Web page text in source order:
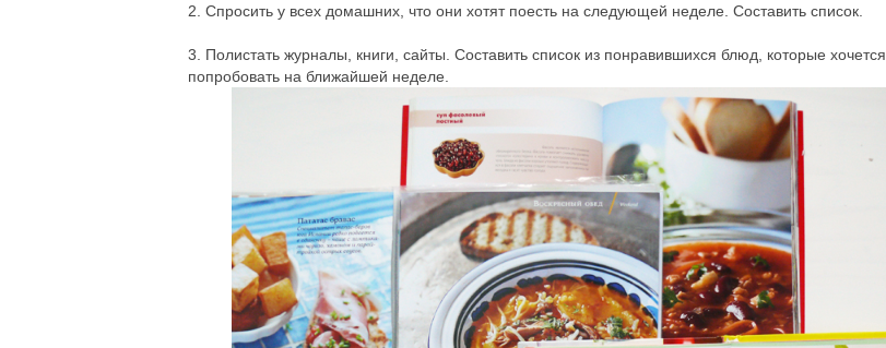
2. Спросить у всех домашних, что они хотят поесть на следующей неделе. Составить список.
3. Полистать журналы, книги, сайты. Составить список из понравившихся блюд, которые хочется
попробовать на ближайшей неделе.